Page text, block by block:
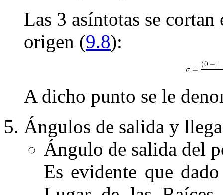
Las 3 asíntotas se
origen (9.8):
A dicho punto se le
Ángulos de salida y
Ángulo de salida del
Es evidente que